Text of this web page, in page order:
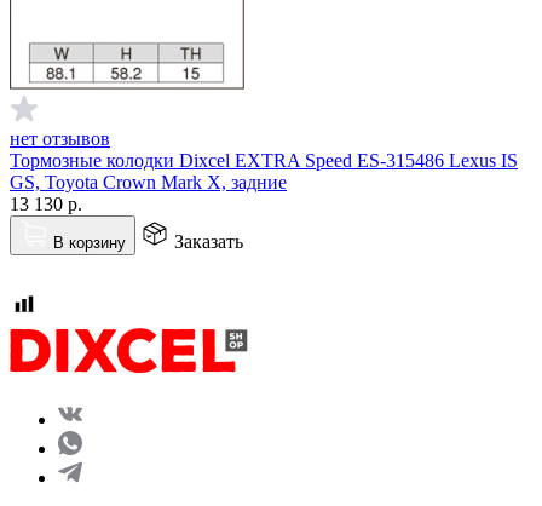
нет отзывов
Тормозные колодки Dixcel EXTRA Speed ES-315486 Lexus IS
GS, Toyota Crown Mark X, задние
13 130 р.
В корзину Заказать